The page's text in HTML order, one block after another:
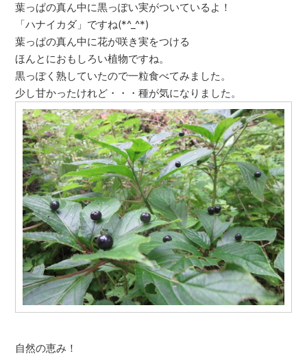
葉っぱの真ん中に黒っぽい実がついているよ！
「ハナイカダ」ですね(*^_^*)
葉っぱの真ん中に花が咲き実をつける
ほんとにおもしろい植物ですね。
黒っぽく熟していたので一粒食べてみました。
少し甘かったけれど・・・種が気になりました。
自然の恵み！